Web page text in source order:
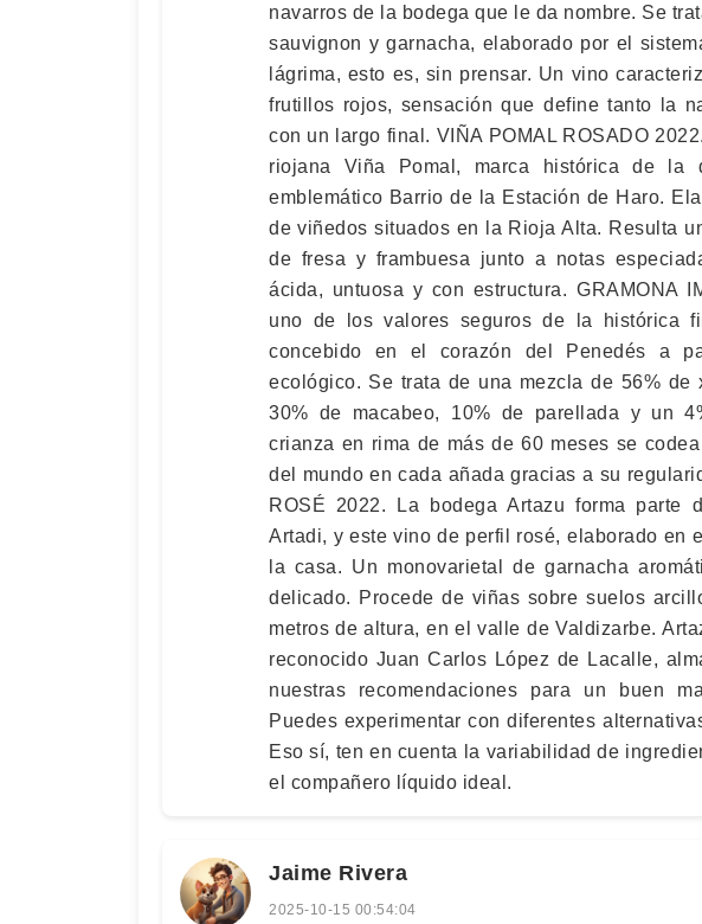
navarros de la bodega que le da nombre. Se
sauvignon y garnacha, elaborado por el
lágrima, esto es, sin prensar. Un vino
frutillos rojos, sensación que define tanto la
con un largo final. VIÑA POMAL ROSADO
riojana Viña Pomal, marca histórica de la
emblemático Barrio de la Estación de Haro.
de viñedos situados en la Rioja Alta. Resulta
de fresa y frambuesa junto a notas
ácida, untuosa y con estructura. GRAMONA
uno de los valores seguros de la histórica
concebido en el corazón del Penedés a
ecológico. Se trata de una mezcla de 56% de
30% de macabeo, 10% de parellada y un
crianza en rima de más de 60 meses se
del mundo en cada añada gracias a su
ROSÉ 2022. La bodega Artazu forma parte
Artadi, y este vino de perfil rosé, elaborado en
la casa. Un monovarietal de garnacha
delicado. Procede de viñas sobre suelos
metros de altura, en el valle de Valdizarbe.
reconocido Juan Carlos López de Lacalle,
nuestras recomendaciones para un buen
Puedes experimentar con diferentes
Eso sí, ten en cuenta la variabilidad de
el compañero líquido ideal.
Jaime Rivera
2025-10-15 00:54:04